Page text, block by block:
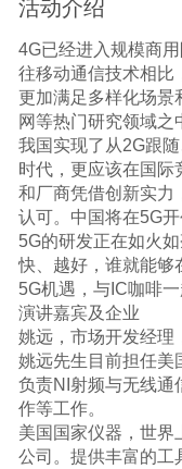
活动介绍
4G已经进入规模商
往移动通信技术相比
更加满足多样化场景
网等热门研究领域之
我国实现了从2G跟
时代，更应该在国际
和厂商凭借创新实力
认可。中国将在5G
5G的研发正在如火
快、越好，谁就能够
5G机遇，与IC咖啡
演讲嘉宾及企业
姚远，市场开发经理
姚远先生目前担任美
负责NI射频与无线通
作等工作。
美国国家仪器，世界
公司。提供丰富的工